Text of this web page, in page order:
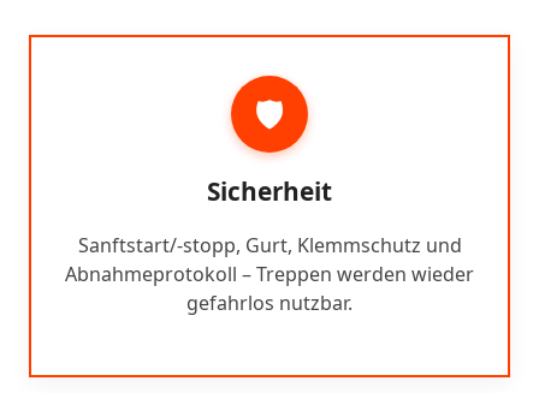
🛡️
Sicherheit
Sanftstart/-stopp, Gurt, Klemmschutz und
Abnahmeprotokoll – Treppen werden wieder
gefahrlos nutzbar.